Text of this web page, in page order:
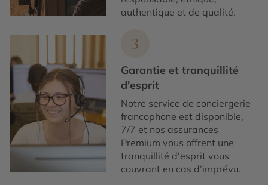
authentique et de qualité.
3
Garantie et tranquillité
d'esprit
Notre service de conciergerie
francophone est disponible,
7/7 et nos assurances
Premium vous offrent une
tranquillité d'esprit vous
couvrant en cas d’imprévu.